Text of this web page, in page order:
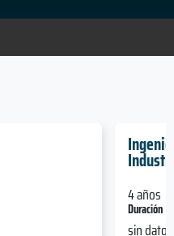
4 años
Duración
sin datos